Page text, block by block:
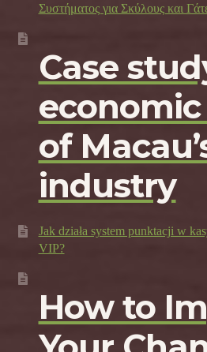
Συστήματος για Σκύλους και
Case
of
industry
Jak działa system punktacji w
VIP?
How to